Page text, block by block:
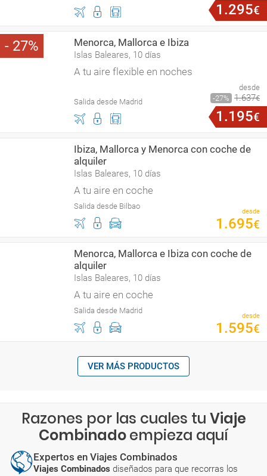
1 .295€
27 Menorca, Mallorca e Ibiza
Islas Baleares, 10 días
A tu aire flexible en noches
Salida desde Madrid
desde
27
1.637€
1 .195€
Ibiza, Mallorca y Menorca con coche de
alquiler
Islas Baleares, 10 días
A tu aire en coche
Salida desde Bilbao
desde
1 .695€
Menorca, Mallorca e Ibiza con coche de
alquiler
Islas Baleares, 10 días
A tu aire en coche
Salida desde Madrid
desde
1 .595€
VER MÁS PRODUCTOS
Razones por las cuales tu Viaje
Combinadoempieza aquí
Expertos en Viajes Combinados
Viajes Combinados diseñados para que recorras los